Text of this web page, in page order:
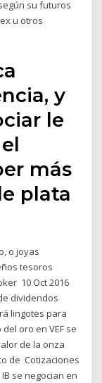
su futuros
u otros
y
le
más
plata
o joyas
tesoros
10 Oct 2016
dividendos
lingotes para
oro en VEF se
de la onza
de Cotizaciones
se negocian en